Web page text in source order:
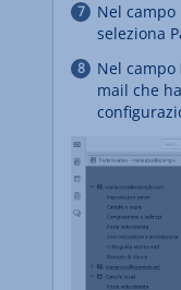
Nel campo
seleziona
Nel campo
mail che